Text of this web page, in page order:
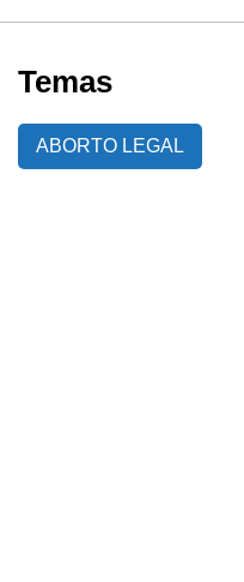
Temas
ABORTO LEGAL